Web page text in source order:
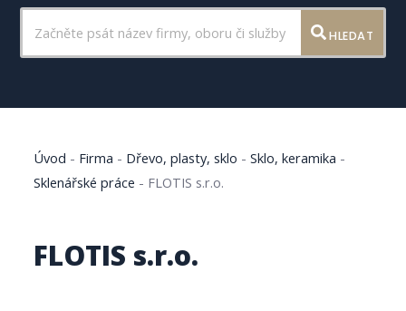
HLEDAT
Úvod - Firma - Dřevo, plasty, sklo -Sklo, keramika -
Sklenářské práce - FLOTIS s.r.o.
FLOTIS s.r.o.